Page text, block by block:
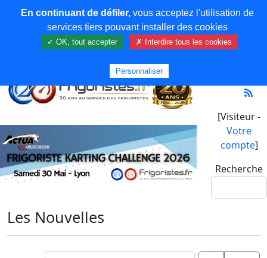
[Visiteur -
Votre
compte]
Recherche
Les Nouvelles
En continuant de défiler,vous acceptez l'utilisation de
services tiers pouvant installer des cookies
✓ OK, tout accepter ✗ Interdire tous les cookies
Personnaliser